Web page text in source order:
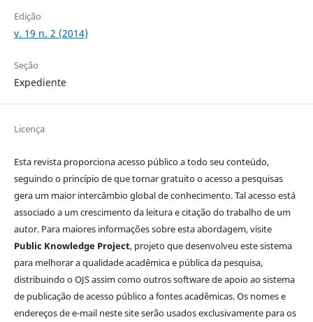
Edição
v. 19 n. 2 (2014)
Seção
Expediente
Licença
Esta revista proporciona acesso público a todo seu conteúdo,
seguindo o princípio de que tornar gratuito o acesso a pesquisas
gera um maior intercâmbio global de conhecimento. Tal acesso está
associado a um crescimento da leitura e citação do trabalho de um
autor. Para maiores informações sobre esta abordagem, visite
Public Knowledge Project, projeto que desenvolveu este sistema
para melhorar a qualidade acadêmica e pública da pesquisa,
distribuindo o OJS assim como outros software de apoio ao sistema
de publicação de acesso público a fontes acadêmicas. Os nomes e
endereços de e-mail neste site serão usados exclusivamente para os